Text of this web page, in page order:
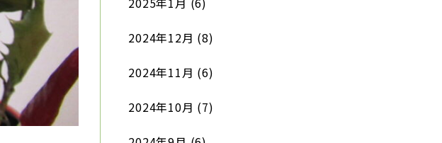
2024年12月 (8)
2024年11月 (6)
2024年10月 (7)